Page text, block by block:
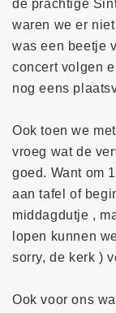
de prachtige
waren we er
was een beetje
concert volgen
nog eens
Ook toen we
vroeg wat de
goed. Want om
aan tafel of
middagdutje ,
lopen kunnen
sorry, de kerk )
Ook voor ons